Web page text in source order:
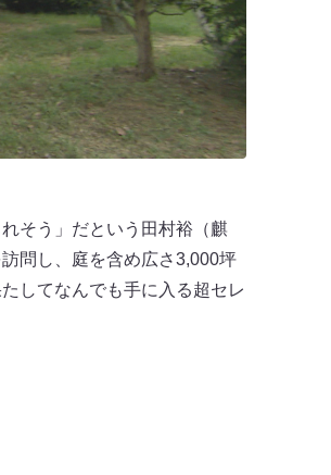
そう」だという田村裕（麒
問し、庭を含め広さ3,000坪
してなんでも手に入る超セレ